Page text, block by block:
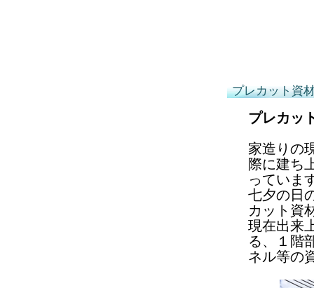
プレカット資
プレカッ
家造りの
際に建ち
っていま
七夕の日
カット資
現在出来
る、１階
ネル等の